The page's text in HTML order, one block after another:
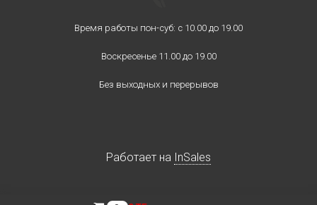
Время работы пон-суб: с 10.00 до 19.00
Воскресенье 11.00 до 19.00
Без выходных и перерывов
Работает на InSales